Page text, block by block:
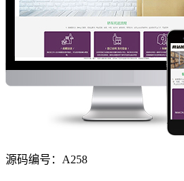
源码编号：A258